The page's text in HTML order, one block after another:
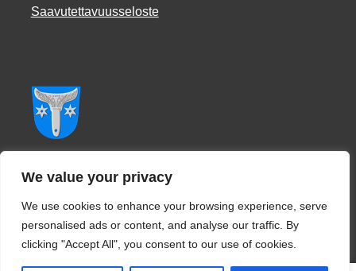
We value your privacy
We use cookies to enhance your browsing experience, serve
personalised ads or content, and analyse our traffic. By
clicking "Accept All", you consent to our use of cookies.
Saavutettavuusseloste